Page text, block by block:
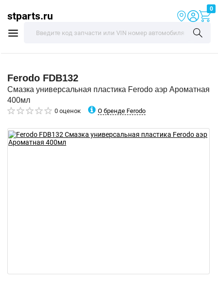
stparts.ru
0
Ferodo FDB132
Смазка универсальная пластика Ferodo аэр Ароматная
400мл
0 оценок О бренде Ferodo